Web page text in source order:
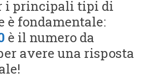
i principali tipi di
è fondamentale:
è il numero da
avere una risposta